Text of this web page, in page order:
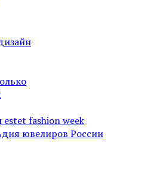
fashion week
ювелиров России